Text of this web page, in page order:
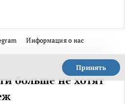
Информация о нас
Принять
больше не хотят